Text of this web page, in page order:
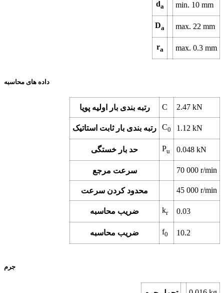
da min. 10 mm
Da max. 22 mm
ra max. 0.3 mm
داده های محاسبه
رتبه بندی بار اولیه پویا C 2.47 kN
رتبه بندی بار ثابت استاتیک C0 1.12 kN
حد بار خستگی Pu 0.048 kN
سرعت مرجع 70 000 r/min
محدود کردن سرعت 45 000 r/min
ضریب محاسبه kr 0.03
ضریب محاسبه f0 10.2
جرم